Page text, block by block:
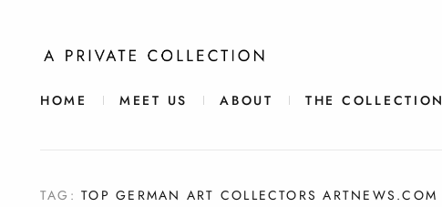
HOME MEET US ABOUT THE COLLECTION
TAG:TOP GERMAN ART COLLECTORS ARTNEWS.COM